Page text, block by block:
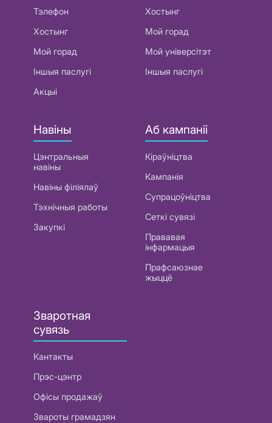
Тэлефон
Хостынг
Мой горад
Іншыя паслугі
Акцыі
Хостынг
Мой горад
Мой універсітэт
Іншыя паслугі
Навіны
Цэнтральныя
навіны
Навіны філіялаў
Тэхнічныя работы
Закупкі
Аб кампаніі
Кіраўніцтва
Кампанія
Супрацоўніцтва
Сеткі сувязі
Прававая
інфармацыя
Прафсаюзнае
жыццё
Зваротная
сувязь
Кантакты
Прэс-цэнтр
Офісы продажаў
Звароты грамадзян